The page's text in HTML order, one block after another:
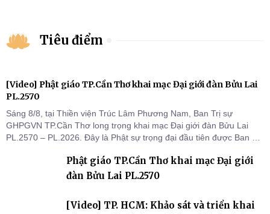
Tiêu điểm
[Video] Phật giáo TP.Cần Thơ khai mạc Đại giới đàn Bửu Lai
PL.2570
Sáng 8/8, tại Thiền viện Trúc Lâm Phương Nam, Ban Trị sự
GHPGVN TP.Cần Thơ long trọng khai mạc Đại giới đàn Bửu Lai
PL.2570 – PL.2026. Đây là Phật sự trọng đại đầu tiên được Ban Trị
thứ I, thể hiện sự quan tâm đối với công tác truyền giới, đào tạo
Tăng tài và tiếp nối mạng mạch Tăng-g
Phật giáo TP.Cần Thơ khai mạc Đại giới
đàn Bửu Lai PL.2570
[Video] TP. HCM: Khảo sát và triển khai